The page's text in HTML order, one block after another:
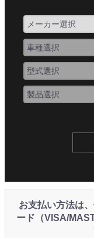
お支払い方法は
ード（VISA/